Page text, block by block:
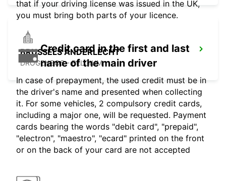
BRUSSELS ANDERLECHT
DROGENBOS - BELGIUM
that if your driving license was issued in the UK,
you must bring both parts of your licence.
Credit card in the first and last
name of the main driver
In case of prepayment, the used credit must be in
the driver's name and presented when collecting
it. For some vehicles, 2 compulsory credit cards,
including a major one, will be requested. Payment
cards bearing the words "debit card", "prepaid",
"electron", "maestro", "ecard" printed on the front
or on the back of your card are not accepted